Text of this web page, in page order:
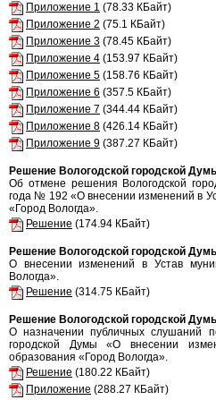
Приложение 1 (78.33 КБайт)
Приложение 2 (75.1 КБайт)
Приложение 3 (78.45 КБайт)
Приложение 4 (153.97 КБайт)
Приложение 5 (158.76 КБайт)
Приложение 6 (357.5 КБайт)
Приложение 7 (344.44 КБайт)
Приложение 8 (426.14 КБайт)
Приложение 9 (387.27 КБайт)
Решение Вологодской городской
Об отмене решения Вологодской
года № 192 «О внесении изменений в
«Город Вологда».
Решение (174.94 КБайт)
Решение Вологодской городской
О внесении изменений в Устав
Вологда».
Решение (314.75 КБайт)
Решение Вологодской городской
О назначении публичных слушаний
городской Думы «О внесении
образования «Город Вологда».
Решение (180.22 КБайт)
Приложение (288.27 КБайт)